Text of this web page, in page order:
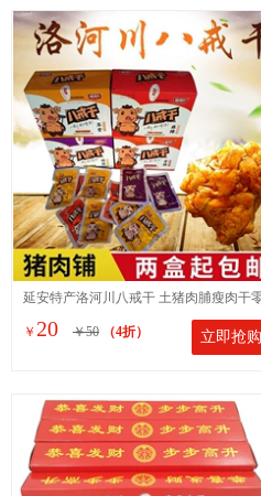
延安特产洛河川八戒干 土猪肉脯瘦肉干
食 一盒12g*20袋开袋即食
￥ 20 ￥50 （4折） 立即抢购